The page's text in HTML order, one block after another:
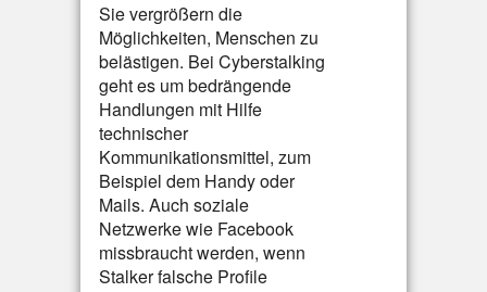
Sie vergrößern die
Möglichkeiten, Menschen zu
belästigen. Bei Cyberstalking
geht es um bedrängende
Handlungen mit Hilfe
technischer
Kommunikationsmittel, zum
Beispiel dem Handy oder
Mails. Auch soziale
Netzwerke wie Facebook
missbraucht werden, wenn
Stalker falsche Profile